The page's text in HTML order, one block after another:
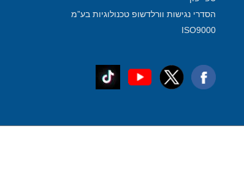
הסדרי נגישות וורלדשופ טכנולוגיות בע”מ
ISO9000